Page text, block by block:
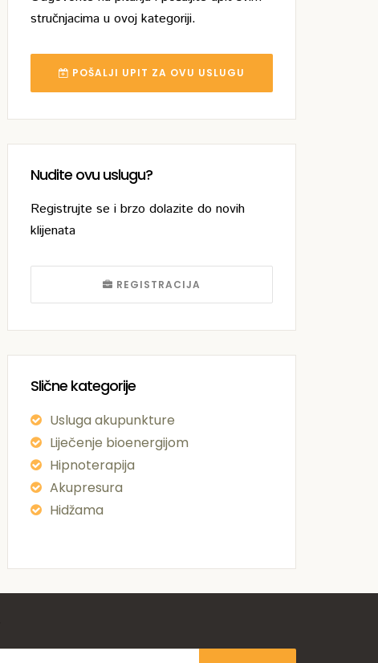
stručnjacima u ovoj kategoriji.
POŠALJI UPIT ZA OVU USLUGU
Nudite ovu uslugu?
Registrujte se i brzo dolazite do novih
klijenata
REGISTRACIJA
Slične kategorije
Usluga akupunkture
Liječenje bioenergijom
Hipnoterapija
Akupresura
Hidžama